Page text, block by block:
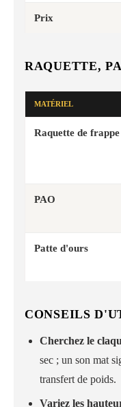
Prix
RAQUETTE,
MATÉRIEL
Raquette de frappe
PAO
Patte d'ours
CONSEILS
Cherchez le
sec ; un son mat
transfert de poids.
Variez les